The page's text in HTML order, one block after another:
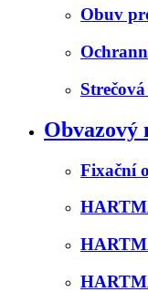
Obuv
Obvazový
Fixační